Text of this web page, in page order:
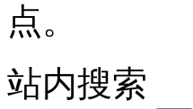
点。
站内搜索